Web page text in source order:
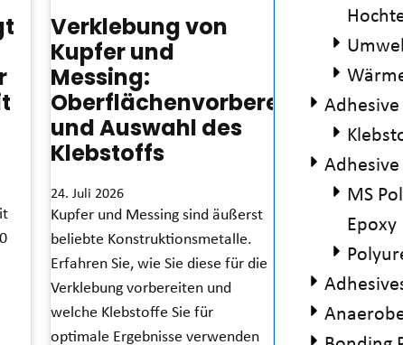
Verklebung von
Kupfer und
Messing:
Oberflächenvorbereitung
und Auswahl des
Klebstoffs
24. Juli 2026
Kupfer und Messing sind äußerst
beliebte Konstruktionsmetalle.
Erfahren Sie, wie Sie diese für die
Verklebung vorbereiten und
welche Klebstoffe Sie für
optimale Ergebnisse verwenden
Adhesive
MS
Epoxy